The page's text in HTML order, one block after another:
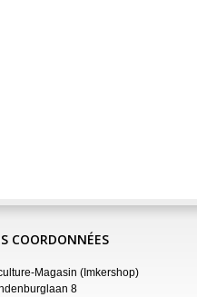
COORDONNÉES
Magasin (Imkershop)
8